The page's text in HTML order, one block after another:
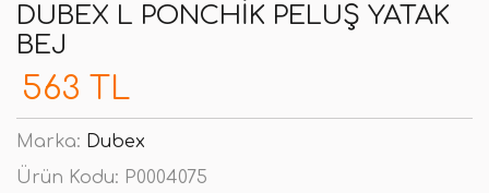
DUBEX L PONCHIK PELUŞ YATAK
BEJ
563 TL
Marka: Dubex
Ürün Kodu: P0004075